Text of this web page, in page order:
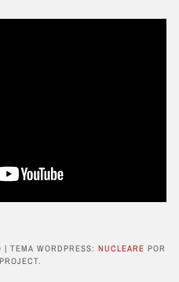
| TEMA WORDPRESS: NUCLEARE POR